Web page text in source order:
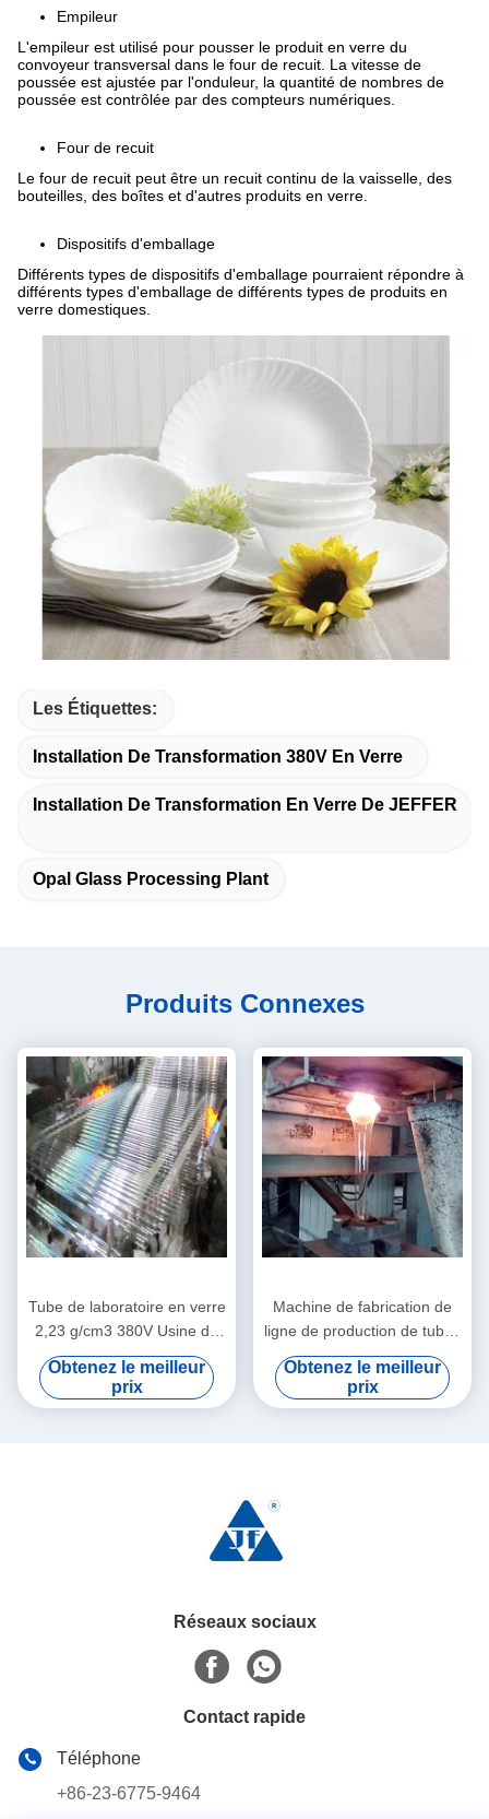
Empileur
L'empileur est utilisé pour pousser le produit en verre du
convoyeur transversal dans le four de recuit. La vitesse de
poussée est ajustée par l'onduleur, la quantité de nombres de
poussée est contrôlée par des compteurs numériques.
Four de recuit
Le four de recuit peut être un recuit continu de la vaisselle, des
bouteilles, des boîtes et d'autres produits en verre.
Dispositifs d'emballage
Différents types de dispositifs d'emballage pourraient répondre à
différents types d'emballage de différents types de produits en
verre domestiques.
Les Étiquettes:
Installation De Transformation 380V En Verre
Installation De Transformation En Verre De JEFFER
Opal Glass Processing Plant
Produits Connexes
Tube de laboratoire en verre
2,23 g/cm3 380V Usine de
transformation du verre pour
usage en laboratoire
Obtenez le meilleur
prix
Machine de fabrication de
ligne de production de tubes
de verre 380V de grande
taille
Obtenez le meilleur
prix
Réseaux sociaux
Contact rapide
Téléphone
+86-23-6775-9464